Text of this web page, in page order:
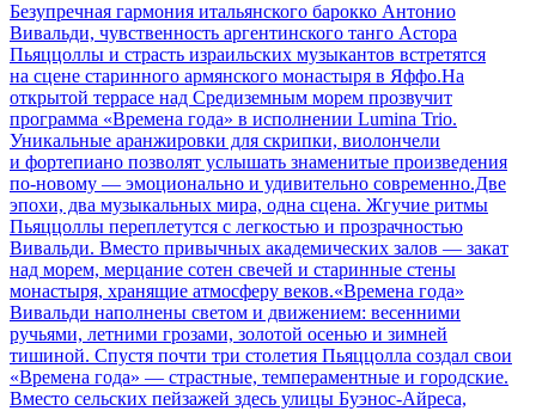
Безупречная гармония итальянского барокко Антонио
Вивальди, чувственность аргентинского танго Астора
Пьяццоллы и страсть израильских музыкантов встретятся
на сцене старинного армянского монастыря в Яффо.На
открытой террасе над Средиземным морем прозвучит
программа «Времена года» в исполнении Lumina Trio.
Уникальные аранжировки для скрипки, виолончели
и фортепиано позволят услышать знаменитые произведения
по-новому — эмоционально и удивительно современно.Две
эпохи, два музыкальных мира, одна сцена. Жгучие ритмы
Пьяццоллы переплетутся с легкостью и прозрачностью
Вивальди. Вместо привычных академических залов — закат
над морем, мерцание сотен свечей и старинные стены
монастыря, хранящие атмосферу веков.«Времена года»
Вивальди наполнены светом и движением: весенними
ручьями, летними грозами, золотой осенью и зимней
тишиной. Спустя почти три столетия Пьяццолла создал свои
«Времена года» — страстные, темпераментные и городские.
Вместо сельских пейзажей здесь улицы Буэнос-Айреса,